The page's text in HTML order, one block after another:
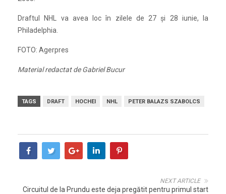
Draftul NHL va avea loc în zilele de 27 şi 28 iunie, la
Philadelphia.
FOTO: Agerpres
Material redactat de Gabriel Bucur
TAGS DRAFT HOCHEI NHL PETER BALAZS SZABOLCS
NEXT ARTICLE
Circuitul de la Prundu este deja pregătit pentru primul start